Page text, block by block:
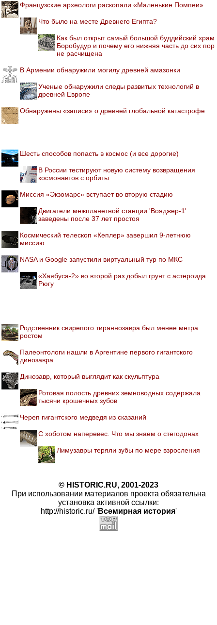
Французские археологи раскопали «Маленькие Помпеи»
Что было на месте Древнего Египта?
Как был открыт самый большой буддийский храм
Боробудур и почему его нижняя часть до сих пор
не расчищена
В Армении обнаружили могилу древней амазонки
Ученые обнаружили следы развитых технологий в
древней Европе
Обнаружены «записи» о древней глобальной катастрофе
Шесть способов попасть в космос (и все дорогие)
В России тестируют новую систему возвращения
космонавтов с орбиты
Миссия «Экзомарс» вступает во вторую стадию
Двигатели межпланетной станции 'Вояджер-1'
заведены после 37 лет простоя
Космический телескоп «Кеплер» завершил 9-летнюю
миссию
NASA и Google запустили виртуальный тур по МКС
«Хаябуса-2» во второй раз добыл грунт с астероида
Рюгу
Родственник свирепого тираннозавра был менее метра
ростом
Палеонтологи нашли в Аргентине первого гигантского
динозавра
Динозавр, который выглядит как скульптура
Ротовая полость древних земноводных содержала
тысячи крошечных зубов
Череп гигантского медведя из сказаний
С хоботом наперевес. Что мы знаем о стегодонах
Лимузавры теряли зубы по мере взросления
© HISTORIC.RU, 2001-2023
При использовании материалов проекта обязательна
установка активной ссылки:
http://historic.ru/ 'Всемирная история'